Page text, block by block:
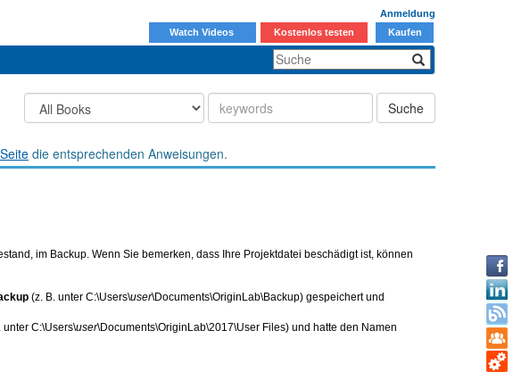
Anmeldung
Watch Videos
Kostenlos testen Kaufen
Suche
die entsprechenden Anweisungen.
im Backup. Wenn Sie bemerken, dass Ihre Projektdatei beschädigt ist, können
(z. B. unter C:\Users\user\Documents\OriginLab\Backup) gespeichert und
unter C:\Users\user\Documents\OriginLab\2017\User Files) und hatte den Namen